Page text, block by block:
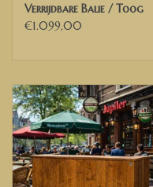
Verrijdbare Balie / Toog
€1.099,00